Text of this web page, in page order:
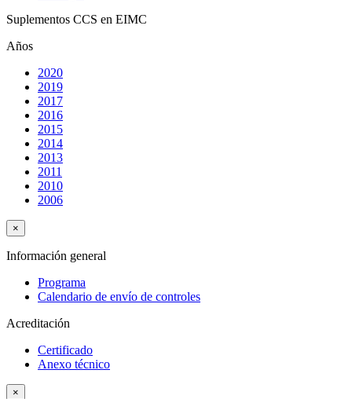
Suplementos CCS en EIMC
Años
2020
2019
2017
2016
2015
2014
2013
2011
2010
2006
×
Información general
Programa
Calendario de envío de controles
Acreditación
Certificado
Anexo técnico
×